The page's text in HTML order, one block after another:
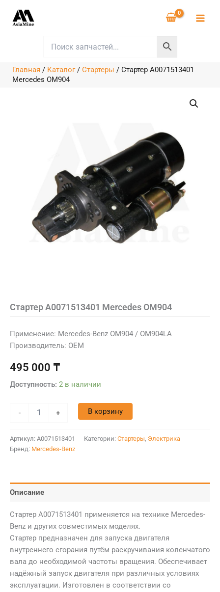
содержимому
Главная / Каталог/ Стартеры / Стартер A0071513401
Mercedes OM904
Стартер A0071513401 Mercedes OM904
Применение: Mercedes-Benz OM904 / OM904LA
Производитель: OEM
495 000 ₸
Доступность: 2 в наличии
- + В корзину
Артикул: A0071513401 Категории: Стартеры Электрика
Бренд: Mercedes-Benz
Описание
Стартер A0071513401 применяется на технике Mercedes-
Benz и других совместимых моделях.
Стартер предназначен для запуска двигателя
внутреннего сгорания путём раскручивания коленчатого
вала до необходимой частоты вращения. Обеспечивает
надёжный запуск двигателя при различных условиях
эксплуатации. Изготовлен в соответствии со